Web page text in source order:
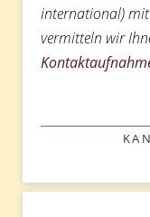
international) mit
vermitteln wir